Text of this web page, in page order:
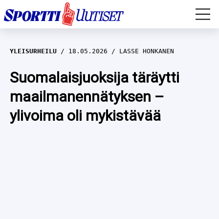
EM-YLEISURHEILU
JÄÄKIEKKO
YLEISURHEILU
WILMA HELTELÄ
TALVILAJIT
YLEISURHEILU 18.05.2026 LASSE HONKANEN
Suomalaisjuoksija täräytti
maailmanennätyksen –
ylivoima oli mykistävää